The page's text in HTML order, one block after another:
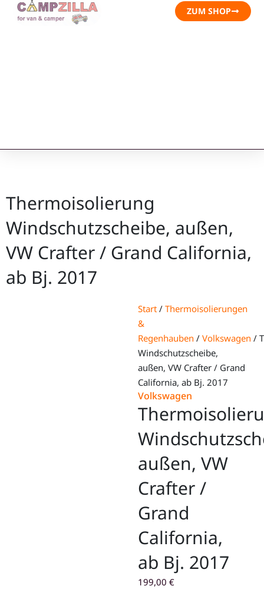
ZUM SHOP
Thermoisolierung
Windschutzscheibe, außen,
VW Crafter / Grand California,
ab Bj. 2017
Start / Thermoisolierungen
&
Regenhauben / Volkswagen /
Windschutzscheibe,
außen, VW Crafter / Grand
California, ab Bj. 2017
Volkswagen
außen, VW
Crafter /
Grand
California,
ab Bj. 2017
199,00 €